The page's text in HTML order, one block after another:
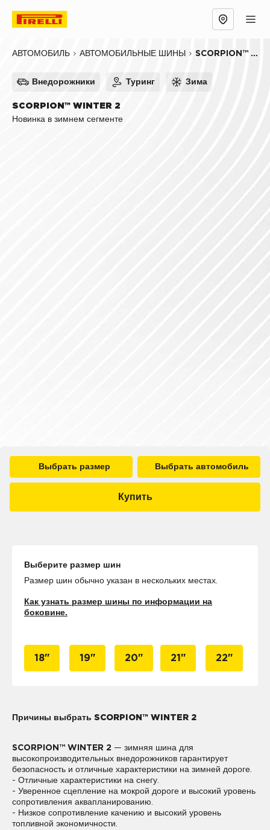
АВТОМОБИЛЬ АВТОМОБИЛЬНЫЕ ШИНЫ SCORPION™ WINTER 2
Внедорожники Туринг Зима
SCORPION™ WINTER 2
Новинка в зимнем сегменте
Выбрать размер Выбрать автомобиль
Купить
Выберите размер шин
Размер шин обычно указан в нескольких местах.
Как узнать размер шины по информации на
боковине.
18" 19" 20" 21" 22"
Причины выбрать SCORPION™ WINTER 2
SCORPION™ WINTER 2 — зимняя шина для
высокопроизводительных внедорожников гарантирует
безопасность и отличные характеристики на зимней дороге.
- Отличные характеристики на снегу.
- Уверенное сцепление на мокрой дороге и высокий уровень
сопротивления аквапланированию.
- Низкое сопротивление качению и высокий уровень
топливной экономичности.